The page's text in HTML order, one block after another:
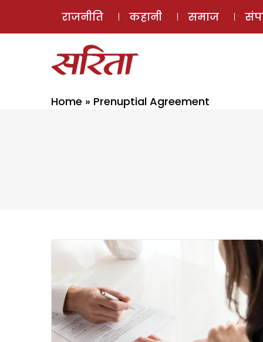
राजनीति कहानी समाज
Home » Prenuptial Agreement